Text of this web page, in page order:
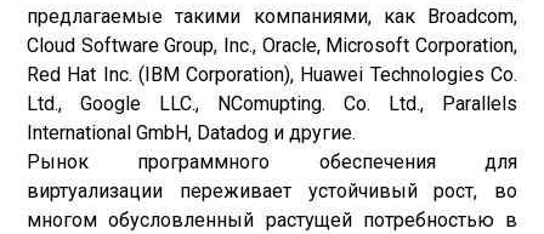
предлагаемые такими компаниями, как Broadcom,
Cloud Software Group, Inc., Oracle, Microsoft Corporation,
Red Hat Inc. (IBM Corporation), Huawei Technologies Co.
Ltd., Google LLC., NComupting. Co. Ltd., Parallels
International GmbH, Datadog и другие.
Рынок программного обеспечения для
виртуализации переживает устойчивый рост, во
многом обусловленный растущей потребностью в